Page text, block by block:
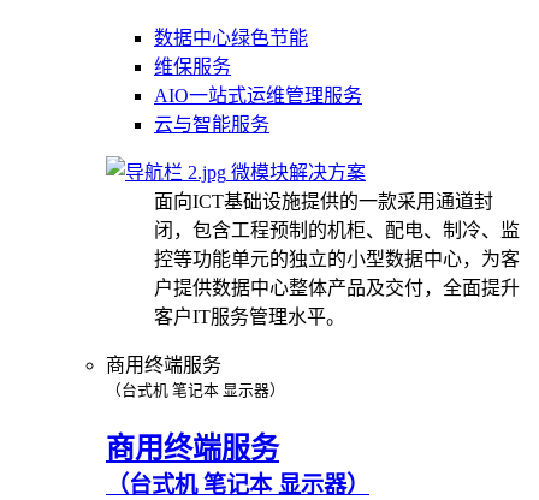
数据中心绿色节能
维保服务
AIO一站式运维管理服务
云与智能服务
微模块解决方案
面向ICT基础设施提供的一款采用通道封
闭，包含工程预制的机柜、配电、制冷、监
控等功能单元的独立的小型数据中心，为客
户提供数据中心整体产品及交付，全面提升
客户IT服务管理水平。
商用终端服务
（台式机 笔记本 显示器）
商用终端服务
（台式机 笔记本 显示器）